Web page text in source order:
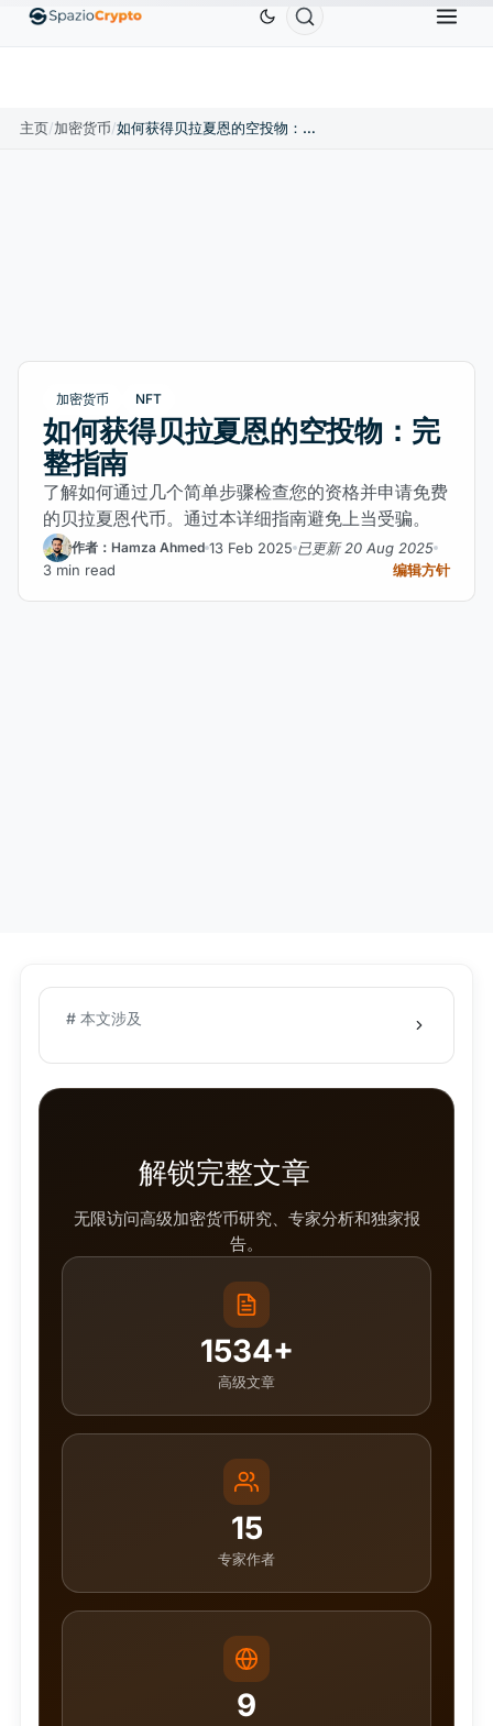
↑1.10% EthereumETHUS$1,880.58 ↑1.90% TetherUSDT ↑0.00%
主页/加密货币/ 如何获得贝拉夏恩的空投物：完整指南
加密货币 NFT
如何获得贝拉夏恩的空投物：完
整指南
了解如何通过几个简单步骤检查您的资格并申请免费
的贝拉夏恩代币。通过本详细指南避免上当受骗。
作者：Hamza Ahmed 13 Feb 2025 已更新 20 Aug 2025
3 min read
编辑方针
# 本文涉及
解锁完整文章
无限访问高级加密货币研究、专家分析和独家报
告。
1534+
高级文章
15
专家作者
9